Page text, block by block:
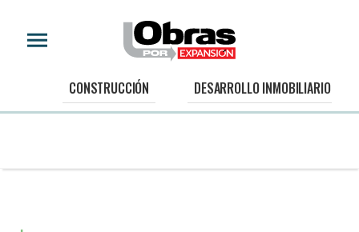
CONSTRUCCIÓN DESARROLLO INMOBILIARIO